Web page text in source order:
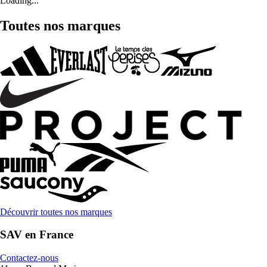
Toutes nos marques
Découvrir toutes nos marques
SAV en France
Contactez-nous